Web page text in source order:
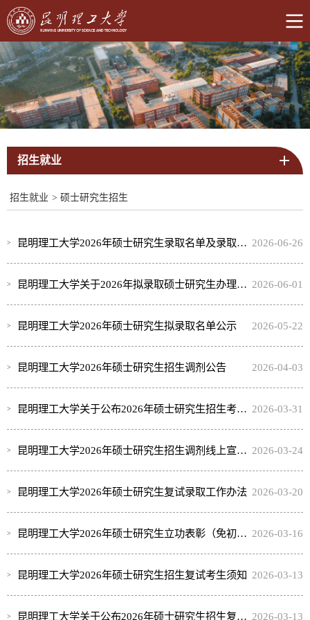
招生就业
招生就业 > 硕士研究生招生
昆明理工大学2026年硕士研究生录取名单及录取通知书寄发通知 2026-06-26
昆明理工大学关于2026年拟录取硕士研究生办理体检、党团关系、户口迁移和调档手续有关要求的通知 2026-06-01
昆明理工大学2026年硕士研究生拟录取名单公示 2026-05-22
昆明理工大学2026年硕士研究生招生调剂公告 2026-04-03
昆明理工大学关于公布2026年硕士研究生招生考试一志愿考生复试成绩的通知 2026-03-31
昆明理工大学2026年硕士研究生招生调剂线上宣讲会 2026-03-24
昆明理工大学2026年硕士研究生复试录取工作办法 2026-03-20
昆明理工大学2026年硕士研究生立功表彰（免初试）补充复试名单 2026-03-16
昆明理工大学2026年硕士研究生招生复试考生须知 2026-03-13
昆明理工大学关于公布2026年硕士研究生招生复试分数线及复试名单的通知 2026-03-13